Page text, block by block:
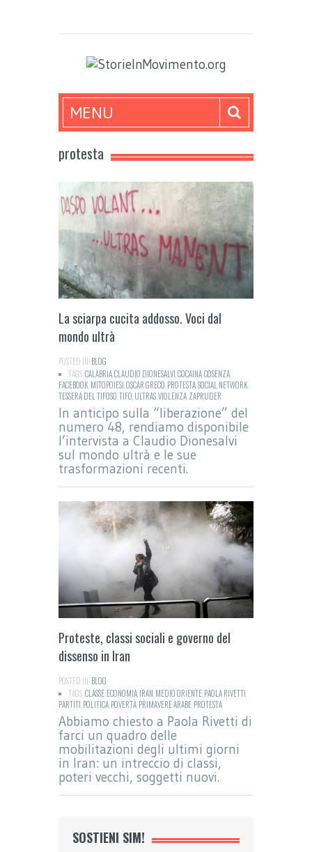
MENU
protesta
La sciarpa cucita addosso. Voci dal
mondo ultrà
POSTED IN:BLOG
TAGS:CALABRIACLAUDIO DIONESALVI COCAINACOSENZA
FACEBOOK MITOPOIESI OSCAR GRECO PROTESTASOCIAL NETWORK
TESSERA DEL TIFOSO TIFO ULTRASVIOLENZA ZAPRUDER
In anticipo sulla “liberazione” del
numero 48, rendiamo disponibile
l’intervista a Claudio Dionesalvi
sul mondo ultrà e le sue
trasformazioni recenti.
Proteste, classi sociali e governo del
dissenso in Iran
POSTED IN:BLOG
TAGS:CLASSE ECONOMIA IRAN MEDIO ORIENTE PAOLA RIVETTI
PARTITI POLITICA POVERTÀ PRIMAVERE ARABE PROTESTA
Abbiamo chiesto a Paola Rivetti di
farci un quadro delle
mobilitazioni degli ultimi giorni
in Iran: un intreccio di classi,
poteri vecchi, soggetti nuovi.
SOSTIENI SIM!